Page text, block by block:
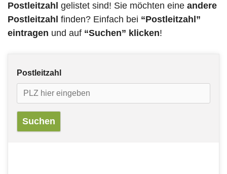
Postleitzahl gelistet sind! Sie möchten eine andere
Postleitzahl finden? Einfach bei “Postleitzahl”
eintragen und auf “Suchen” klicken!
Postleitzahl